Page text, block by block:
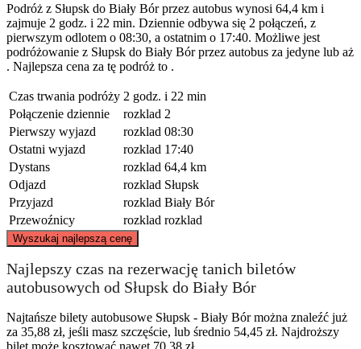
Podróż z Słupsk do Biały Bór przez autobus wynosi 64,4 km i
zajmuje 2 godz. i 22 min. Dziennie odbywa się 2 połączeń, z
pierwszym odlotem o 08:30, a ostatnim o 17:40. Możliwe jest
podróżowanie z Słupsk do Biały Bór przez autobus za jedyne lub aż
. Najlepsza cena za tę podróż to .
Czas trwania podróży 2 godz. i 22 min
Połączenie dziennie
rozklad 2
Pierwszy wyjazd
rozklad 08:30
Ostatni wyjazd
rozklad 17:40
Dystans
rozklad 64,4 km
Odjazd
rozklad Słupsk
Przyjazd
rozklad Biały Bór
Przewoźnicy
rozklad rozklad
Wyszukaj najlepszą cenę
©CARTO
Najlepszy czas na rezerwację tanich biletów
autobusowych od Słupsk do Biały Bór
Najtańsze bilety autobusowe Słupsk - Biały Bór można znaleźć już
za 35,88 zł, jeśli masz szczęście, lub średnio 54,45 zł. Najdroższy
bilet może kosztować nawet 70,38 zł.